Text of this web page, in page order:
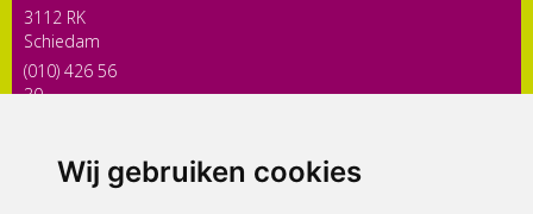
Wij gebruiken cookies
3112 RK
Schiedam
(010) 426 56
30
ONDERDEEL VAN